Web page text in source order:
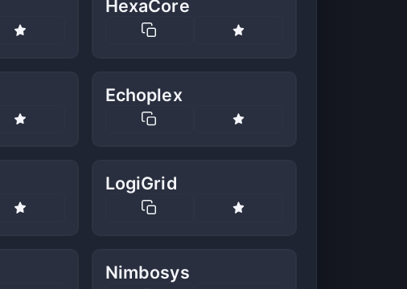
HexaCore
Echoplex
LogiGrid
Nimbosys